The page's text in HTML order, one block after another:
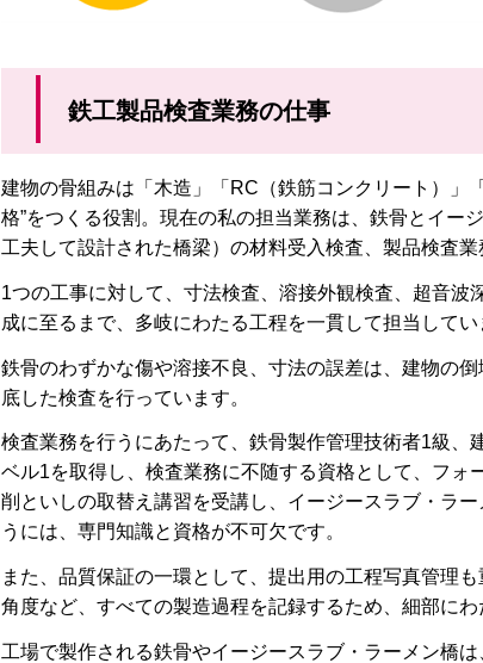
鉄工製品検査業務の仕事
建物の骨組みは「木造」「RC（鉄筋コンクリート）」
格”をつくる役割。現在の私の担当業務は、鉄骨とイー
工夫して設計された橋梁）の材料受入検査、製品検査業
1つの工事に対して、寸法検査、溶接外観検査、超音
成に至るまで、多岐にわたる工程を一貫して担当してい
鉄骨のわずかな傷や溶接不良、寸法の誤差は、建物の
底した検査を行っています。
検査業務を行うにあたって、鉄骨製作管理技術者1級
ベル1を取得し、検査業務に不随する資格として、フ
削といしの取替え講習を受講し、イージースラブ・ラ
うには、専門知識と資格が不可欠です。
また、品質保証の一環として、提出用の工程写真管理
角度など、すべての製造過程を記録するため、細部に
工場で製作される鉄骨やイージースラブ・ラーメン橋